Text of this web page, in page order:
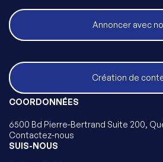
Annoncer avec
Création de
COORDONNÉES
6500 Bd Pierre-Bertrand Suite 200,
Contactez-nous
SUIS-NOUS